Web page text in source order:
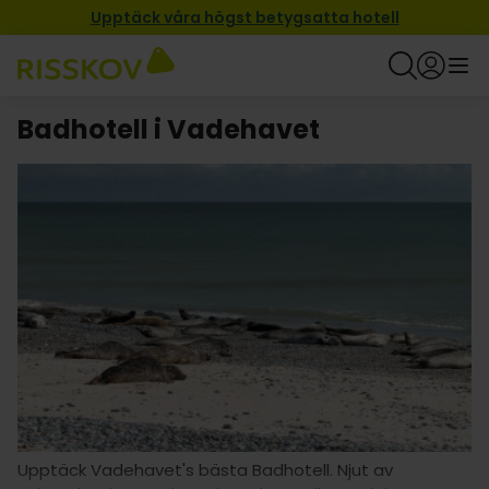
Upptäck våra högst betygsatta hotell
Badhotell i Vadehavet
Upptäck Vadehavet's bästa Badhotell. Njut av